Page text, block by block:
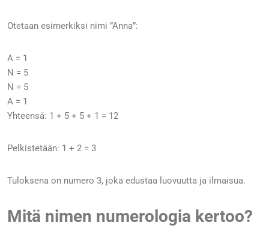
Otetaan esimerkiksi nimi ”Anna”:
A = 1
N = 5
N = 5
A = 1
Yhteensä: 1 + 5 + 5 + 1 = 12
Pelkistetään: 1 + 2 = 3
Tuloksena on numero 3, joka edustaa luovuutta ja ilmaisua.
Mitä nimen numerologia kertoo?